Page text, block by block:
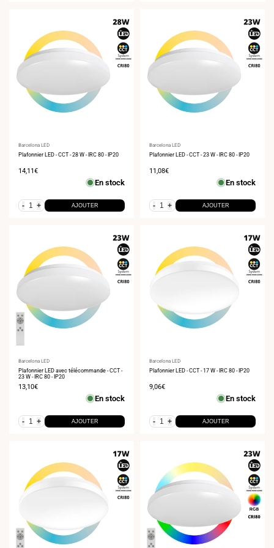
Fournisseur
:
Barcelona LED
Plafonnier LED - CCT - 28 W - IRC 80 - IP20
Prix
14,11€
En stock
- + AJOUTER
Fournisseur
:
Barcelona LED
Plafonnier LED - CCT - 23 W - IRC 80 - IP20
Prix
11,08€
En stock
- + AJOUTER
Fournisseur
:
Barcelona LED
Plafonnier LED avec télécommande - CCT -
23 W - IRC 80 - IP20
Prix
13,10€
En stock
- + AJOUTER
Fournisseur
:
Barcelona LED
Plafonnier LED - CCT - 17 W - IRC 80 - IP20
Prix
9,06€
En stock
- + AJOUTER